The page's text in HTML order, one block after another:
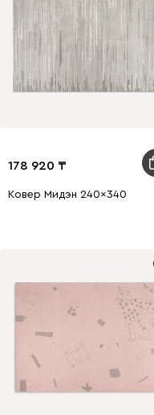
178 920
Ковер Мидэн 240x340